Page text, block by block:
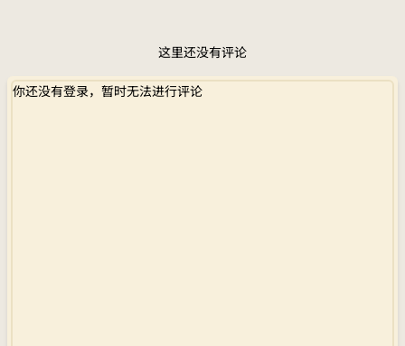
这里还没有评论
你还没有登录，暂时无法进行评论